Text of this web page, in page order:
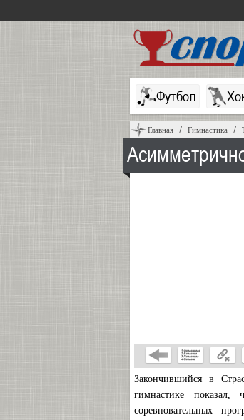
Футбол
Главная Гимнастика
Закончившийся в
гимнастике показал,
соревновательных